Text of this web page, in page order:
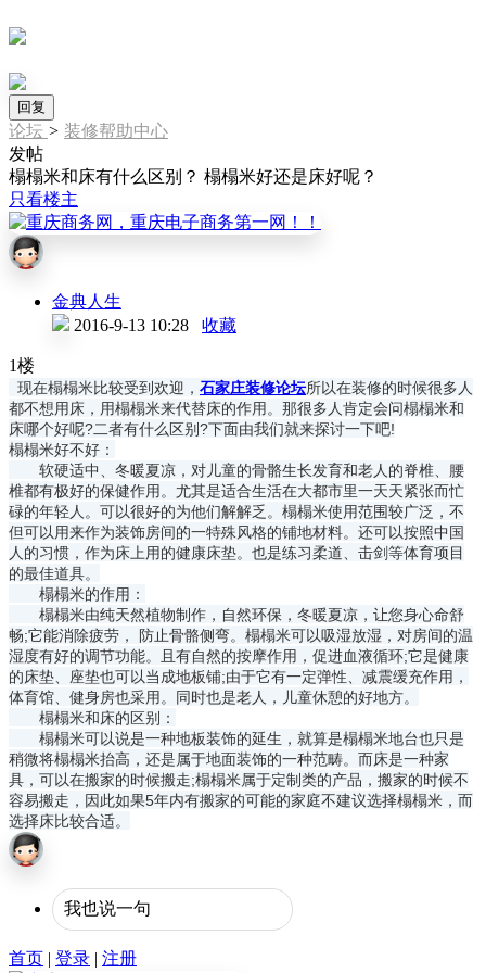
回复
论坛 > 装修帮助中心
发帖
榻榻米和床有什么区别？ 榻榻米好还是床好呢？
只看楼主
金典人生
2016-9-13 10:28 收藏
1楼
现在榻榻米比较受到欢迎， 石家庄装修论坛所以在装修的时候很多人
都不想用床，用榻榻米来代替床的作用。那很多人肯定会问榻榻米和
床哪个好呢?二者有什么区别?下面由我们就来探讨一下吧!
榻榻米好不好：
软硬适中、冬暖夏凉，对儿童的骨骼生长发育和老人的脊椎、腰
椎都有极好的保健作用。尤其是适合生活在大都市里一天天紧张而忙
碌的年轻人。可以很好的为他们解解乏。榻榻米使用范围较广泛，不
但可以用来作为装饰房间的一特殊风格的铺地材料。还可以按照中国
人的习惯，作为床上用的健康床垫。也是练习柔道、击剑等体育项目
的最佳道具。
榻榻米的作用：
榻榻米由纯天然植物制作，自然环保，冬暖夏凉，让您身心命舒
畅;它能消除疲劳， 防止骨骼侧弯。榻榻米可以吸湿放湿，对房间的温
湿度有好的调节功能。且有自然的按摩作用，促进血液循环;它是健康
的床垫、座垫也可以当成地板铺;由于它有一定弹性、减震缓充作用，
体育馆、健身房也采用。同时也是老人，儿童休憩的好地方。
榻榻米和床的区别：
榻榻米可以说是一种地板装饰的延生，就算是榻榻米地台也只是
稍微将榻榻米抬高，还是属于地面装饰的一种范畴。而床是一种家
具，可以在搬家的时候搬走;榻榻米属于定制类的产品，搬家的时候不
容易搬走，因此如果5年内有搬家的可能的家庭不建议选择榻榻米，而
选择床比较合适。
首页 | 登录 | 注册